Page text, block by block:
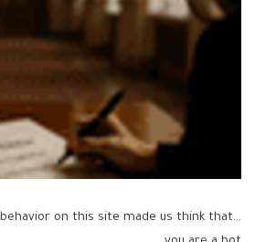
behavior on this site made us think that